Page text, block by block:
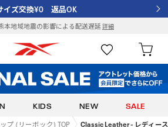
イズ交換¥0 返品OK
本地域地震の影響による配送遅延詳細
KIDS NEW SALE
プ (リーボック) TOP Classic Leather - レディー